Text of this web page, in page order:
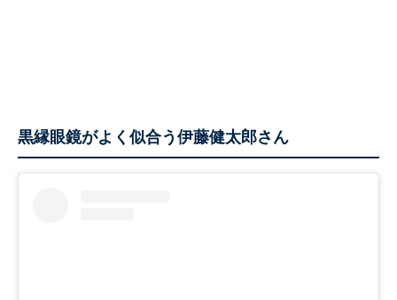
黒縁眼鏡がよく似合う伊藤健太郎さん